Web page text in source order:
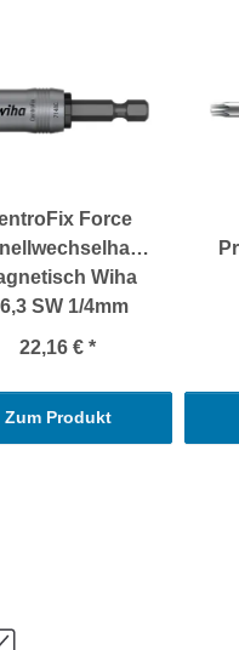
Force
Wiha
SW 1/4mm
22,16 € *
Zum Produkt